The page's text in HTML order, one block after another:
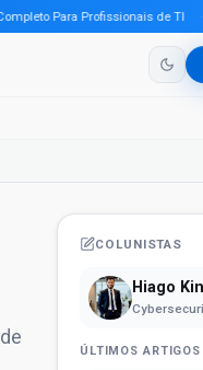
Para Profissionais de TI ·
COLUNISTAS
Hiago
ÚLTIMOS ARTIGOS